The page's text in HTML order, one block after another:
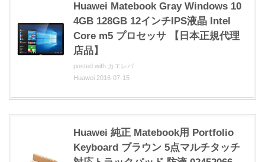
Huawei Matebook Gray Windows 10
4GB 128GB 12インチIPS液晶 Intel
Core m5 プロセッサ 【日本正規代理
店品】
posted with カエレバ
Huawei 2016-07-15
Huawei 純正 Matebook用 Portfolio
Keyboard ブラウン 5点マルチタッチ